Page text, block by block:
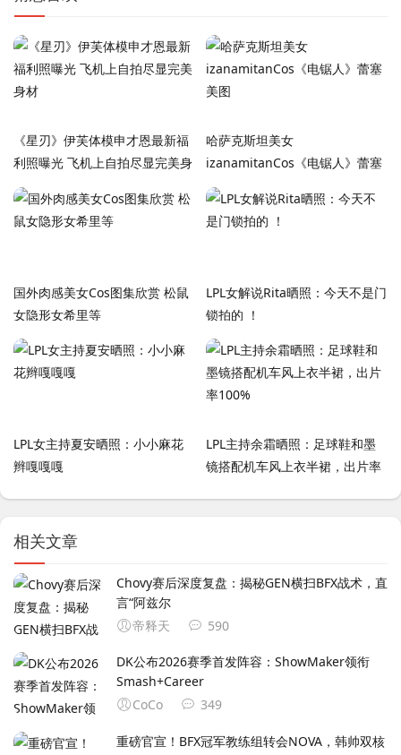
《星刃》伊芙体模申才恩最新福
利照曝光 飞机上自拍尽显完美身
材
哈萨克斯坦美女
izanamitanCos《电锯人》蕾塞
美图
国外肉感美女Cos图集欣赏 松鼠
女隐形女希里等
LPL女解说Rita晒照：今天不是门
锁拍的 ！
LPL女主持夏安晒照：小小麻花
辫嘎嘎嘎
LPL主持余霜晒照：足球鞋和墨
镜搭配机车风上衣半裙，出片率
相关文章
Chovy赛后深度复盘：揭秘GEN横扫BFX战术，直
言“阿兹尔
帝释天
590
DK公布2026赛季首发阵容：ShowMaker领衔
Smash+Career
CoCo
349
重磅官宣！BFX冠军教练组转会NOVA，韩帅双核